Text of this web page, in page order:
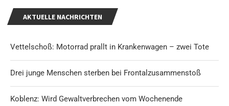
AKTUELLE NACHRICHTEN
Vettelschoß: Motorrad prallt in Krankenwagen – zwei Tote
Drei junge Menschen sterben bei Frontalzusammenstoß
Koblenz: Wird Gewaltverbrechen vom Wochenende